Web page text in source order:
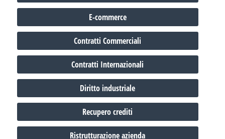
E-commerce
Contratti Commerciali
Contratti Internazionali
Diritto industriale
Recupero crediti
Ristrutturazione azienda